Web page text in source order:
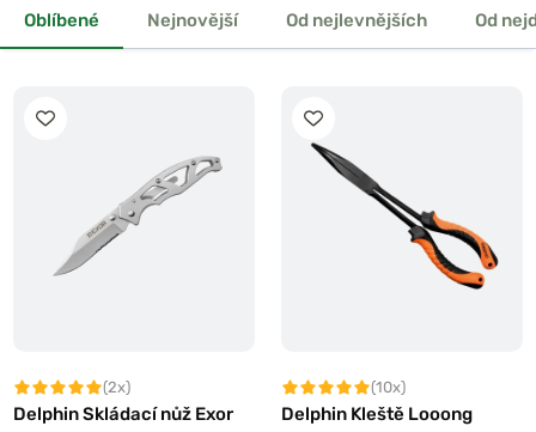
Oblíbené Nejnovější Od nejlevnějších Od
(2x)
Delphin Skládací nůž Exor
(10x)
Delphin Kleště Looong